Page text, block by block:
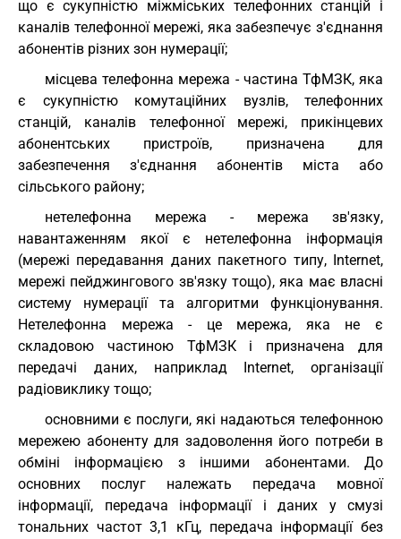
що є сукупністю міжміських телефонних станцій і
каналів телефонної мережі, яка забезпечує з'єднання
абонентів різних зон нумерації;
місцева телефонна мережа - частина ТфМЗК, яка
є сукупністю комутаційних вузлів, телефонних
станцій, каналів телефонної мережі, прикінцевих
абонентських пристроїв, призначена для
забезпечення з'єднання абонентів міста або
сільського району;
нетелефонна мережа - мережа зв'язку,
навантаженням якої є нетелефонна інформація
(мережі передавання даних пакетного типу, Internet,
мережі пейджингового зв'язку тощо), яка має власні
систему нумерації та алгоритми функціонування.
Нетелефонна мережа - це мережа, яка не є
складовою частиною ТфМЗК і призначена для
передачі даних, наприклад Internet, організації
радіовиклику тощо;
основними є послуги, які надаються телефонною
мережею абоненту для задоволення його потреби в
обміні інформацією з іншими абонентами. До
основних послуг належать передача мовної
інформації, передача інформації і даних у смузі
тональних частот 3,1 кГц, передача інформації без